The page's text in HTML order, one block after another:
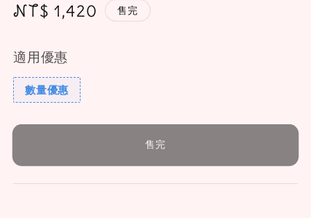
Regular
NT$ 1,420 售完
適用優惠
數量優惠
售完